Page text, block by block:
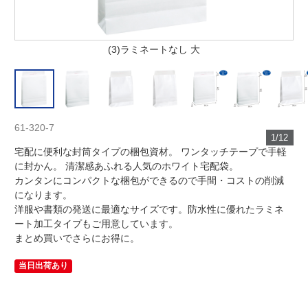
(3)ラミネートなし 大
1/12
61-320-7
宅配に便利な封筒タイプの梱包資材。 ワンタッチテープで手軽
に封かん。 清潔感あふれる人気のホワイト宅配袋。
カンタンにコンパクトな梱包ができるので手間・コストの削減
になります。
洋服や書類の発送に最適なサイズです。防水性に優れたラミネ
ート加工タイプもご用意しています。
まとめ買いでさらにお得に。
当日出荷あり